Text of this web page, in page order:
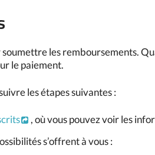
les remboursements.
le paiement.
les étapes suivantes :
, où vous pouvez voir les
s’offrent à vous :